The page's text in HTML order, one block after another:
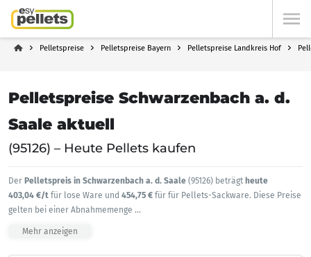
Pelletspreise Pelletspreise Bayern Pelletspreise Landkreis Hof
Pelletspreise Schwarzenbach a. d.
Saale aktuell
(95126) – Heute Pellets kaufen
Der Pelletspreis in Schwarzenbach a. d. Saale (95126) beträgt heute
403,04 €/t für lose Ware und 454,75 € für für Pellets-Sackware. Diese Preise
gelten bei einer Abnahmemenge ...
Mehr anzeigen